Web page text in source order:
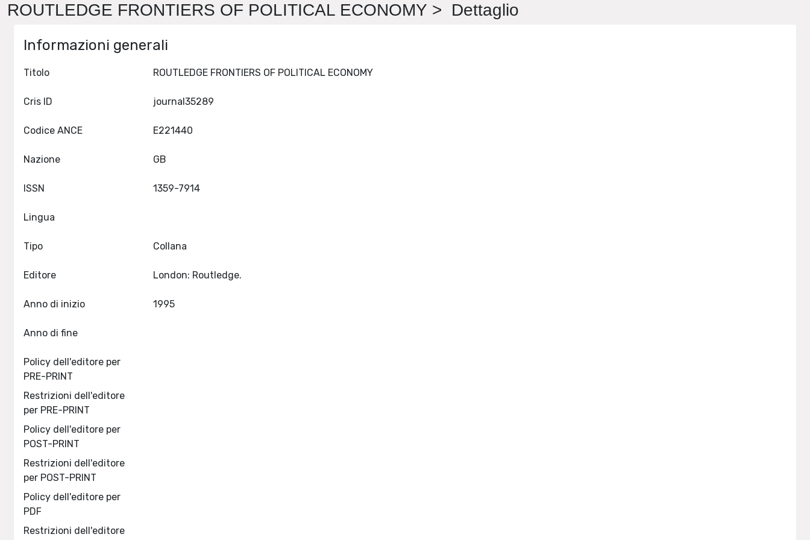
ROUTLEDGE FRONTIERS OF POLITICAL ECONOMY > Dettaglio
Informazioni generali
Titolo
Cris ID
Codice ANCE
Nazione
ISSN
Lingua
Tipo Collana
Editore
Anno di inizio
Anno di fine
Policy dell'editore per
PRE-PRINT
Restrizioni dell'editore
per PRE-PRINT
Policy dell'editore per
POST-PRINT
Restrizioni dell'editore
per POST-PRINT
Policy dell'editore per
PDF
Restrizioni dell'editore